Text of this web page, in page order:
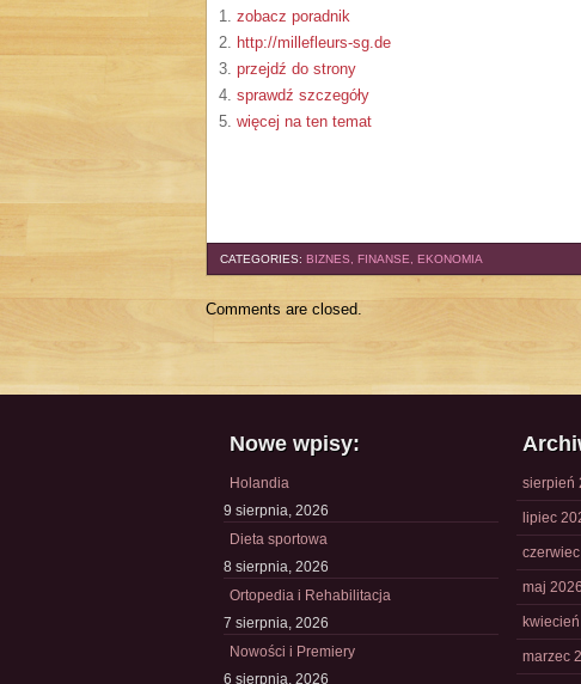
1. zobacz poradnik
2. http://millefleurs-sg.de
3. przejdź do strony
4. sprawdź szczegóły
5. więcej na ten temat
CATEGORIES: BIZNES, FINANSE, EKONOMIA
Comments are closed.
Nowe wpisy:
Holandia
9 sierpnia, 2026
Dieta sportowa
8 sierpnia, 2026
Ortopedia i Rehabilitacja
7 sierpnia, 2026
Nowości i Premiery
6 sierpnia, 2026
sierpień
lipiec
maj 2026
marzec